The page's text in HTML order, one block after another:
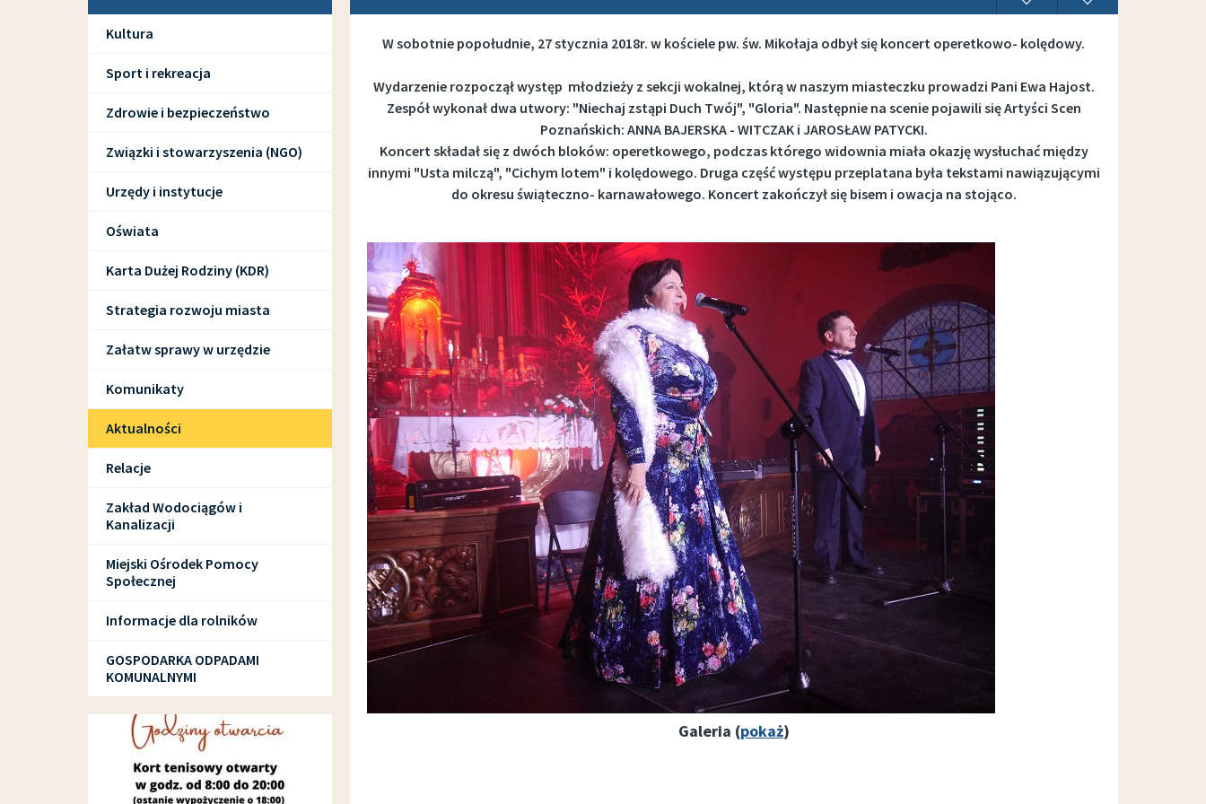
Kultura
Sport i rekreacja
Zdrowie i bezpieczeństwo
Związki i stowarzyszenia (NGO)
Urzędy i instytucje
Oświata
Karta Dużej Rodziny (KDR)
Strategia rozwoju miasta
Załatw sprawy w urzędzie
Komunikaty
Aktualności
Relacje
Zakład Wodociągów i
Kanalizacji
Miejski Ośrodek Pomocy
Społecznej
Informacje dla rolników
GOSPODARKA ODPADAMI
KOMUNALNYMI
SPORT I REKREACJA
W sobotnie popołudnie, 27 stycznia 2018r. w kościele pw. św. Mikołaja odbył się koncert operetkowo- kolędowy.
Wydarzenie rozpoczął występ młodzieży z sekcji wokalnej, którą w naszym miasteczku prowadzi Pani Ewa Hajost.
Zespół wykonał dwa utwory: "Niechaj zstąpi Duch Twój", "Gloria". Następnie na scenie pojawili się Artyści Scen
Poznańskich: ANNA BAJERSKA - WITCZAK i JAROSŁAW PATYCKI.
Koncert składał się z dwóch bloków: operetkowego, podczas którego widownia miała okazję wysłuchać między
innymi "Usta milczą", "Cichym lotem" i kolędowego. Druga część występu przeplatana była tekstami nawiązującymi
do okresu świąteczno- karnawałowego. Koncert zakończył się bisem i owacja na stojąco.
Galeria (pokaż)